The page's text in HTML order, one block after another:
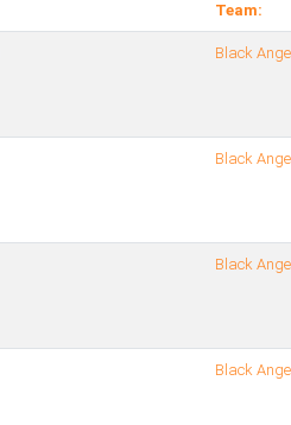
Team:
Black
Black
Black
Black